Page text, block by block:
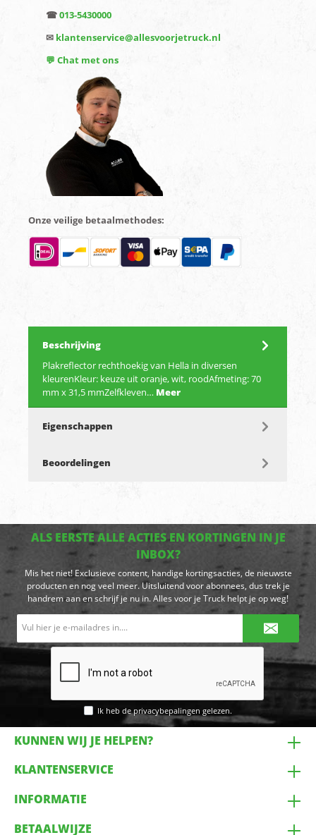
☎013-5430000
✉ klantenservice@allesvoorjetruck.nl
💬 Chat met ons
Onze veilige betaalmethodes:
Beschrijving
Plakreflector rechthoekig van Hella in diversen
kleurenKleur: keuze uit oranje, wit, roodAfmeting: 70
mm x 31,5 mmZelfkleven… Meer
Eigenschappen
Beoordelingen
ALS EERSTE ALLE ACTIES EN KORTINGEN IN JE
INBOX?
Mis het niet! Exclusieve content, handige kortingsacties, de nieuwste
producten en nog veel meer. Uitsluitend voor abonnees, dus trek je
handrem aan en schrijf je nu in. Alles voor je Truck helpt je op weg!
Ik heb deprivacybepalingen gelezen.
KUNNEN WIJ JE HELPEN?
KLANTENSERVICE
INFORMATIE
BETAALWIJZE